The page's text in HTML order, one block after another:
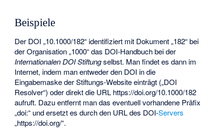
Beispiele
Der DOI „10.1000/182“ identifiziert mit Dokument „182“ bei
der Organisation „1000“ das DOI-Handbuch bei der
Internationalen DOI Stiftungselbst. Man findet es dann im
Internet, indem man entweder den DOI in die
Eingabemaske der Stiftungs-Website einträgt („DOI
Resolver“) oder direkt die URL https://doi.org/10.1000/182
aufruft. Dazu entfernt man das eventuell vorhandene Präfix
„doi:“ und ersetzt es durch den URL des DOI-Servers
„https://doi.org/“.